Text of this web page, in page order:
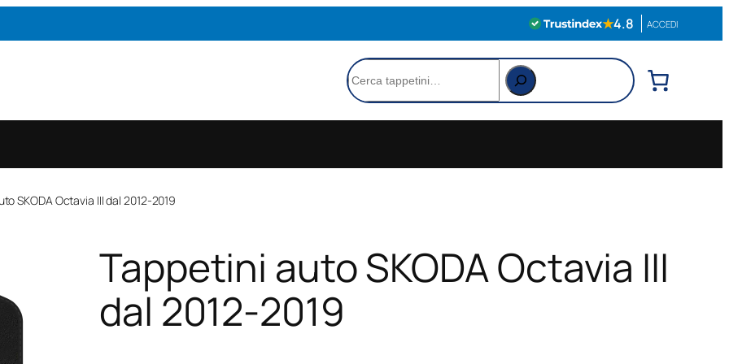
★4.8 ACCEDI
Cerca
SKODA Octavia III dal 2012-2019
Tappetini auto SKODA Octavia III
dal 2012-2019